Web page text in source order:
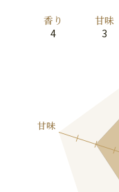
香り
4
甘味
3